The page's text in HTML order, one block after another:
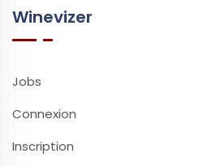
Winevizer
Jobs
Connexion
Inscription